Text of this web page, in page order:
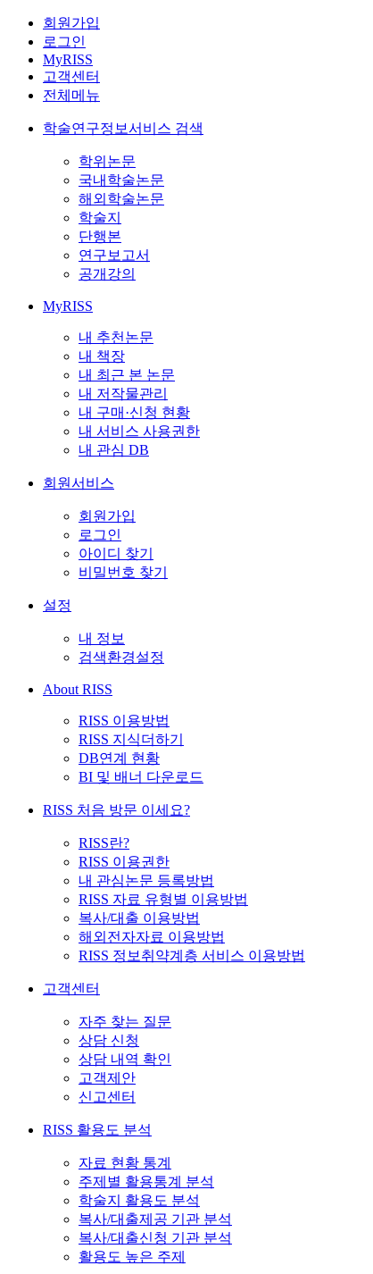
회원가입
로그인
MyRISS
고객센터
전체메뉴
학술연구정보서비스 검색
학위논문
국내학술논문
해외학술논문
학술지
단행본
연구보고서
공개강의
MyRISS
내 추천논문
내 책장
내 최근 본 논문
내 저작물관리
내 구매·신청 현황
내 서비스 사용권한
내 관심 DB
회원서비스
회원가입
로그인
아이디 찾기
비밀번호 찾기
설정
내 정보
검색환경설정
About RISS
RISS 이용방법
RISS 지식더하기
DB연계 현황
BI 및 배너 다운로드
RISS 처음 방문 이세요?
RISS란?
RISS 이용권한
내 관심논문 등록방법
RISS 자료 유형별 이용방법
복사/대출 이용방법
해외전자자료 이용방법
RISS 정보취약계층 서비스 이용방법
고객센터
자주 찾는 질문
상담 신청
상담 내역 확인
고객제안
신고센터
RISS 활용도 분석
자료 현황 통계
주제별 활용통계 분석
학술지 활용도 분석
복사/대출제공 기관 분석
복사/대출신청 기관 분석
활용도 높은 주제